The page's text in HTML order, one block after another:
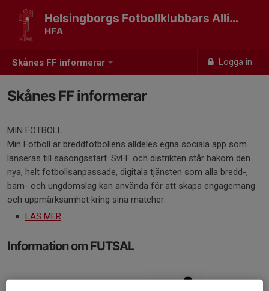
Skånes FF informerar Logga in
Helsingborgs Fotbollklubbars Allians
HFA
Skånes FF informerar
MIN FOTBOLL
Min Fotboll är breddfotbollens alldeles egna sociala app som
lanseras till säsongsstart. SvFF och distrikten står bakom den
nya, helt fotbollsanpassade, digitala tjänsten som alla bredd-,
barn- och ungdomslag kan använda för att skapa engagemang
och uppmärksamhet kring sina matcher.
LÄS MER
Information om FUTSAL